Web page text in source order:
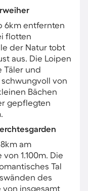
6km entfernten
flotten
der Natur tobt
aus. Die Loipen
Täler und
von
Bächen
gepflegten
am
1.100m. Die
Tal
des
von insgesamt